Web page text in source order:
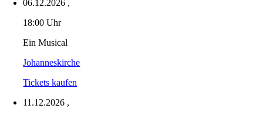
06.12.2026 ,
18:00 Uhr
Ein Musical
Johanneskirche
Tickets kaufen
11.12.2026 ,